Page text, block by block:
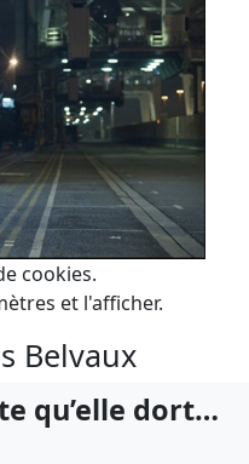
cookies.
et l'afficher.
Belvaux
qu’elle dort…